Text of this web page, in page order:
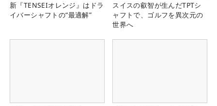
新『TENSEIオレンジ』はドラ
イバーシャフトの“最適解”
スイスの叡智が生んだTPTシ
ャフトで、ゴルフを異次元の
世界へ